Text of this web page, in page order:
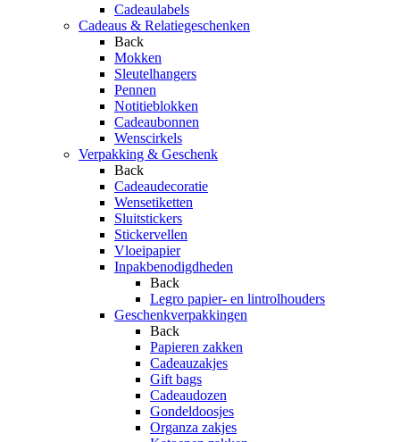
Cadeaulabels
Cadeaus & Relatiegeschenken
Back
Mokken
Sleutelhangers
Pennen
Notitieblokken
Cadeaubonnen
Wenscirkels
Verpakking & Geschenk
Back
Cadeaudecoratie
Wensetiketten
Sluitstickers
Stickervellen
Vloeipapier
Inpakbenodigdheden
Back
Legro papier- en lintrolhouders
Geschenkverpakkingen
Back
Papieren zakken
Cadeauzakjes
Gift bags
Cadeaudozen
Gondeldoosjes
Organza zakjes